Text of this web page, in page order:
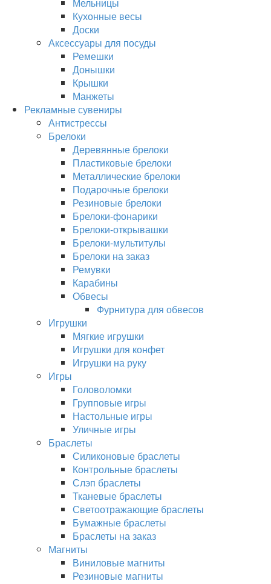
Кухонные весы
Доски
Аксессуары для посуды
Ремешки
Донышки
Крышки
Манжеты
Рекламные сувениры
Антистрессы
Брелоки
Деревянные брелоки
Пластиковые брелоки
Металлические брелоки
Подарочные брелоки
Резиновые брелоки
Брелоки-фонарики
Брелоки-открывашки
Брелоки-мультитулы
Брелоки на заказ
Ремувки
Карабины
Обвесы
Фурнитура для обвесов
Игрушки
Мягкие игрушки
Игрушки для конфет
Игрушки на руку
Игры
Головоломки
Групповые игры
Настольные игры
Уличные игры
Браслеты
Силиконовые браслеты
Контрольные браслеты
Слэп браслеты
Тканевые браслеты
Светоотражающие браслеты
Бумажные браслеты
Браслеты на заказ
Магниты
Виниловые магниты
Резиновые магниты